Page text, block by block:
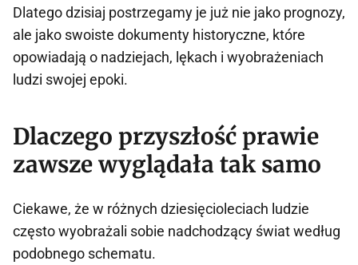
Dlatego dzisiaj postrzegamy je już nie jako prognozy,
ale jako swoiste dokumenty historyczne, które
opowiadają o nadziejach, lękach i wyobrażeniach
ludzi swojej epoki.
Dlaczego przyszłość prawie
zawsze wyglądała tak samo
Ciekawe, że w różnych dziesięcioleciach ludzie
często wyobrażali sobie nadchodzący świat według
podobnego schematu.